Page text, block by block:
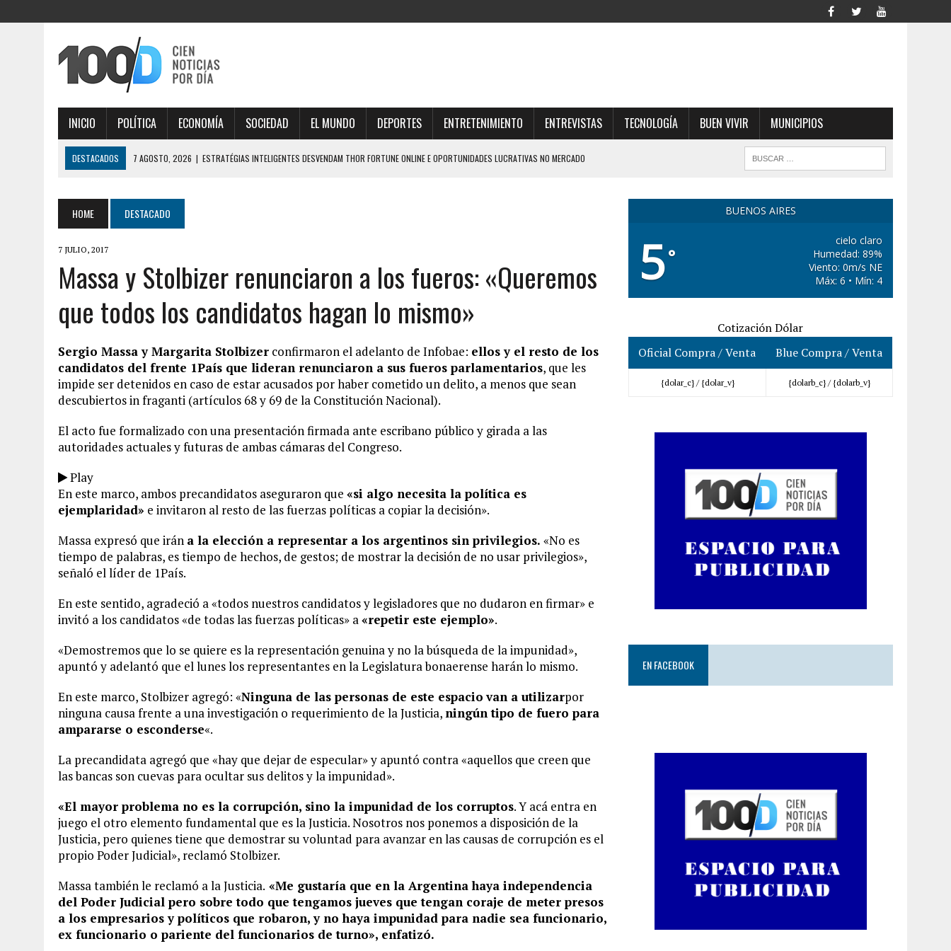
INICIO POLÍTICA ECONOMÍA SOCIEDAD EL MUNDO DEPORTES ENTRETENIMIENTO ENTREVISTAS TECNOLOGÍA BUEN VIVIR MUNICIPIOS
DESTACADOS 7 AGOSTO, 2026 | ESTRATÉGIAS INTELIGENTES DESVENDAM THOR FORTUNE ONLINE E OPORTUNIDADES LUCRATIVAS NO MERCADO
7 AGOSTO, 2026 | JOGOS VICIANTES E BÔNUS INCRÍVEIS AO EXPLORAR O UNIVERSO THOR FORTUNE CASINO ONLINE
6 AGOSTO, 2026
MARRUECOS POR APOYO
HOME DESTACADO
7 JULIO, 2017
Massa y Stolbizer renunciaron a los fueros: «Queremos
que todos los candidatos hagan lo mismo»
Sergio Massa y Margarita Stolbizer confirmaron el adelanto de Infobae: ellos y el resto de los
candidatos del frente 1País que lideran renunciaron a sus fueros parlamentarios, que les
impide ser detenidos en caso de estar acusados por haber cometido un delito, a menos que sean
descubiertos in fraganti (artículos 68 y 69 de la Constitución Nacional).
El acto fue formalizado con una presentación firmada ante escribano público y girada a las
autoridades actuales y futuras de ambas cámaras del Congreso.
Play
En este marco, ambos precandidatos aseguraron que «si algo necesita la política es
ejemplaridad» e invitaron al resto de las fuerzas políticas a copiar la decisión».
Massa expresó que irán a la elección a representar a los argentinos sin privilegios. «No es
tiempo de palabras, es tiempo de hechos, de gestos; de mostrar la decisión de no usar privilegios»,
señaló el líder de 1País.
En este sentido, agradeció a «todos nuestros candidatos y legisladores que no dudaron en firmar» e
invitó a los candidatos «de todas las fuerzas políticas» a«repetir este ejemplo».
«Demostremos que lo se quiere es la representación genuina y no la búsqueda de la impunidad»,
apuntó y adelantó que el lunes los representantes en la Legislatura bonaerense harán lo mismo.
En este marco, Stolbizer agregó: «Ninguna de las personas de este espacio van a utilizarpor
ninguna causa frente a una investigación o requerimiento de la Justicia, ningún tipo de fuero para
ampararse o esconderse«.
La precandidata agregó que «hay que dejar de especular» y apuntó contra «aquellos que creen que
las bancas son cuevas para ocultar sus delitos y la impunidad».
«El mayor problema no es la corrupción, sino la impunidad de los corruptos. Y acá entra en
juego el otro elemento fundamental que es la Justicia. Nosotros nos ponemos a disposición de la
Justicia, pero quienes tiene que demostrar su voluntad para avanzar en las causas de corrupción es el
propio Poder Judicial», reclamó Stolbizer.
Massa también le reclamó a la Justicia. «Me gustaría que en la Argentina haya independencia
del Poder Judicial pero sobre todo que tengamos jueves que tengan coraje de meter presos
a los empresarios y políticos que robaron, y no haya impunidad para nadie sea funcionario,
ex funcionario o pariente del funcionarios de turno», enfatizó.
BUENOS AIRES
5°
cielo claro
Humedad: 89%
Viento: 0m/s NE
Máx: 6 • Mín: 4
Cotización Dólar
Oficial Compra / Venta
Blue Compra / Venta
{dolar_c} / {dolar_v} {dolarb_c} / {dolarb_v}
EN FACEBOOK